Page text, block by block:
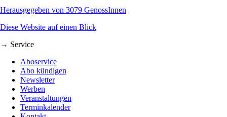
Herausgegeben von 3079 GenossInnen
Diese Website auf einen Blick
→ Service
Aboservice
Abo kündigen
Newsletter
Werben
Veranstaltungen
Terminkalender